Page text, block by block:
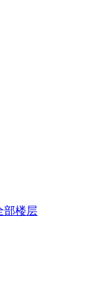
部楼层